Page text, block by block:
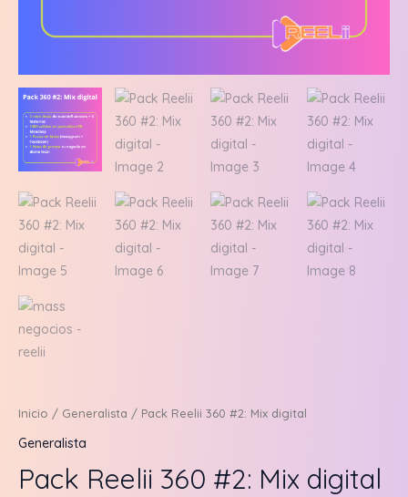
Inicio / Generalista / Pack Reelii 360 #2: Mix digital
Generalista
Pack Reelii 360 #2: Mix digital